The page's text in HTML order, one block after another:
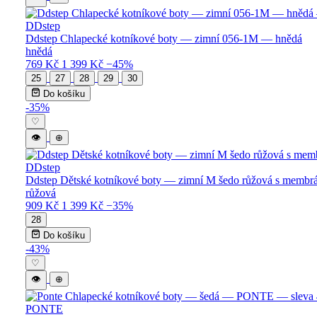
DDstep
Ddstep Chlapecké kotníkové boty — zimní 056-1M — hnědá
hnědá
769 Kč 1 399 Kč −45%
25 27 28 29
30
Do košíku
-35%
♡
👁
⊕
DDstep
Ddstep Dětské kotníkové boty — zimní M šedo růžová s
růžová
909 Kč 1 399 Kč −35%
28
Do košíku
-43%
♡
👁
⊕
PONTE